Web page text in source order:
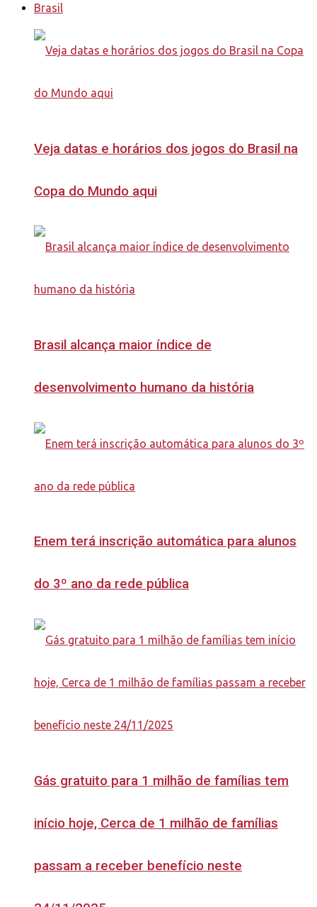
Brasil
Veja datas e horários dos jogos do Brasil na
Copa do Mundo aqui
Brasil alcança maior índice de
desenvolvimento humano da história
Enem terá inscrição automática para alunos
do 3º ano da rede pública
Gás gratuito para 1 milhão de famílias tem
início hoje, Cerca de 1 milhão de famílias
passam a receber benefício neste